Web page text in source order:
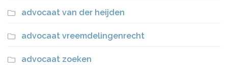
advocaat van der heijden
advocaat vreemdelingenrecht
advocaat zoeken